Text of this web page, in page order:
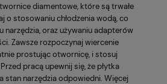
diamentowe, które są trwałe
o stosowaniu chłodzenia wodą, co
narzędzia, oraz używaniu adapterów
Zawsze rozpoczynaj wiercenie
prostując otwornicę, i stosuj
pracą upewnij się, że płytka
stan narzędzia odpowiedni. Więcej